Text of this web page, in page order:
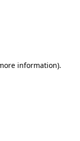
information).